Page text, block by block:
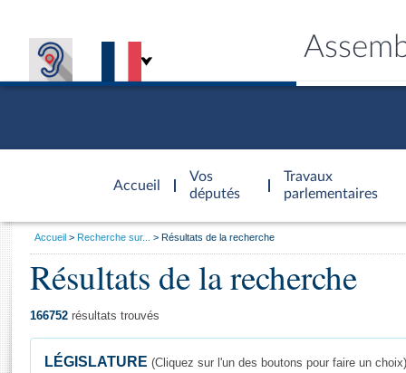
Accueil
d'accueil
Vos
députés
Travaux
parlementaires
Général
Vous
Accueil Recherche sur... Résultats de la recherche
Résultats de la recherche
166752 résultats trouvés
LÉGISLATURE (Cliquez sur l'un des boutons pour faire un choix)